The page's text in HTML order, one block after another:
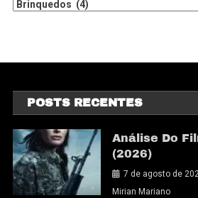
POSTS RECENTES
Análise Do
(2026)
7 de agosto de
Mirian Mariano